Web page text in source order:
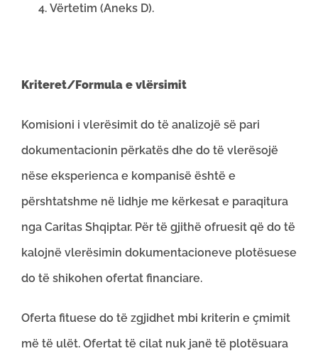
Vërtetim (Aneks D).
Kriteret/Formula e vlërsimit
Komisioni i vlerësimit do të analizojë së pari
dokumentacionin përkatës dhe do të vlerësojë
nëse eksperienca e kompanisë është e
përshtatshme në lidhje me kërkesat e paraqitura
nga Caritas Shqiptar. Për të gjithë ofruesit që do të
kalojnë vlerësimin dokumentacioneve plotësuese
do të shikohen ofertat financiare.
Oferta fituese do të zgjidhet mbi kriterin e çmimit
më të ulët. Ofertat të cilat nuk janë të plotësuara